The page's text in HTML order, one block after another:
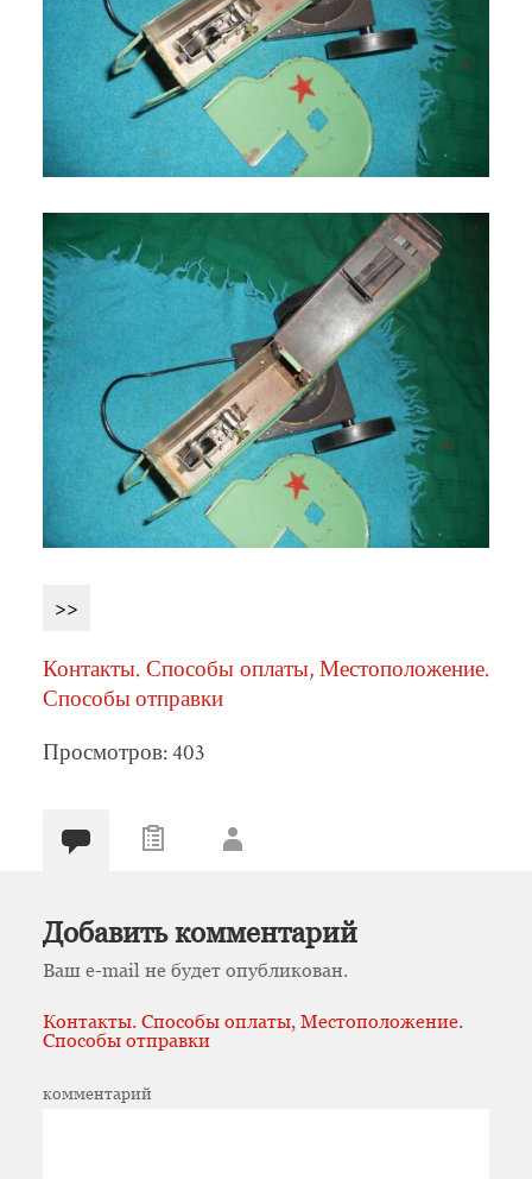
>>
Контакты. Способы оплаты, Местоположение.
Способы отправки
Просмотров: 403
Добавить комментарий
Ваш e-mail не будет опубликован.
Контакты. Способы оплаты, Местоположение.
Способы отправки
комментарий